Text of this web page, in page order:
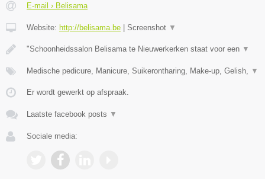
E-mail › Belisama
Website: http://belisama.be | Screenshot ▼
"Schoonheidssalon Belisama te Nieuwerkerken staat voor een ▼
Medische pedicure, Manicure, Suikerontharing, Make-up, Gelish, ▼
Er wordt gewerkt op afspraak.
Laatste facebook posts ▼
Sociale media: